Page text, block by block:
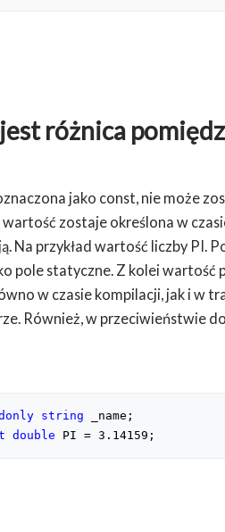
różnica
jako const, nie może
zostaje określona w
Na przykład wartość liczby PI.
pole statyczne. Z kolei wartość
w czasie kompilacji, jak i w
Również, w przeciwieństwie
string
double PI = 3.14159 ;